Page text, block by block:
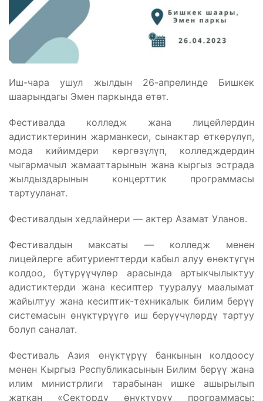
Иш-чара ушул жылдын 26-апрелинде Бишкек
шаарындагы Эмен паркында өтөт.
Фестивалда колледж жана лицейлердин
адистиктеринин жарманкеси, сынактар өткөрүлүп,
мода кийимдери көргөзүлүп, колледждердин
чыгармачыл жамааттарынын жана кыргыз эстрада
жылдыздарынын концерттик программасы
тартууланат.
Фестивалдын хедлайнери — актер Азамат Уланов.
Фестивалдын максаты — колледж менен
лицейлерге абитуриенттерди кабыл алуу өнөктүгүн
колдоо, бүтүрүүчүлөр арасында артыкчылыктуу
адистиктерди жана кесиптер тууралуу маалымат
жайылтуу жана кесиптик-техникалык билим берүү
системасын өнүктүрүүгө иш берүүчүлөрдү тартуу
болуп саналат.
Фестиваль Азия өнүктүрүү банкынын колдоосу
менен Кыргыз Республикасынын Билим берүү жана
илим министрлиги тарабынан ишке ашырылып
жаткан «Секторду өнүктүрүү программасы: